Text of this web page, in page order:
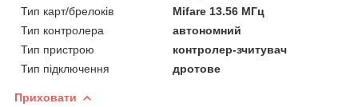
Тип карт/брелоків
Mifare 13.56 МГц
Тип контролера
автономний
Тип пристрою
контролер-зчитувач
Тип підключення
дротове
Приховати